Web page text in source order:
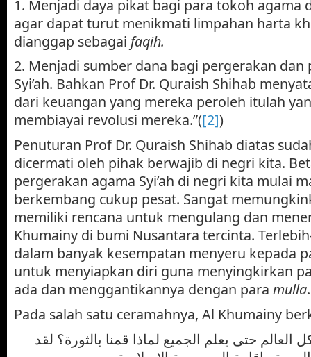
1. Menjadi daya pikat bagi para tokoh agama
agar dapat turut menikmati limpahan harta
dianggap sebagai faqih.
2. Menjadi sumber dana bagi pergerakan dan
Syi’ah. Bahkan Prof Dr. Quraish Shihab
dari keuangan yang mereka peroleh itulah
membiayai revolusi mereka.”([2])
Penuturan Prof Dr. Quraish Shihab diatas
dicermati oleh pihak berwajib di negri kita.
pergerakan agama Syi’ah di negri kita mulai
berkembang cukup pesat. Sangat
memiliki rencana untuk mengulang dan
Khumainy di bumi Nusantara tercinta.
dalam banyak kesempatan menyeru kepada
untuk menyiapkan diri guna menyingkirkan
ada dan menggantikannya dengan para mulla.
Pada salah satu ceramahnya, Al Khumainy
العالم حتى يعلم الجميع لماذا قمنا بالثورة؟ لقد